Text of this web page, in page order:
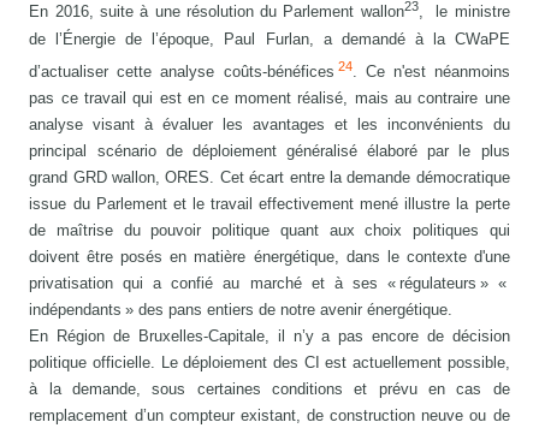
En 2016, suite à une résolution du Parlement wallon23, le ministre
de l’Énergie de l’époque, Paul Furlan, a demandé à la CWaPE
d’actualiser cette analyse coûts-bénéfices 24. Ce n'est néanmoins
pas ce travail qui est en ce moment réalisé, mais au contraire une
analyse visant à évaluer les avantages et les inconvénients du
principal scénario de déploiement généralisé élaboré par le plus
grand GRD wallon, ORES. Cet écart entre la demande démocratique
issue du Parlement et le travail effectivement mené illustre la perte
de maîtrise du pouvoir politique quant aux choix politiques qui
doivent être posés en matière énergétique, dans le contexte d'une
privatisation qui a confié au marché et à ses « régulateurs » «
indépendants » des pans entiers de notre avenir énergétique.
En Région de Bruxelles-Capitale, il n’y a pas encore de décision
politique officielle. Le déploiement des CI est actuellement possible,
à la demande, sous certaines conditions et prévu en cas de
remplacement d’un compteur existant, de construction neuve ou de